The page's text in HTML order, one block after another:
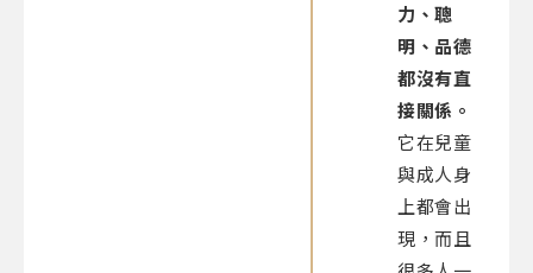
力、聰
明、品德
都沒有直
接關係。
它在兒童
與成人身
上都會出
現，而且